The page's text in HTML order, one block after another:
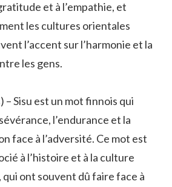
et à l’empathie, et
les cultures orientales
l’accent sur l’harmonie et la
les gens.
– Sisu est un mot finnois qui
l’endurance et la
face à l’adversité. Ce mot est
à l’histoire et à la culture
qui ont souvent dû faire face à